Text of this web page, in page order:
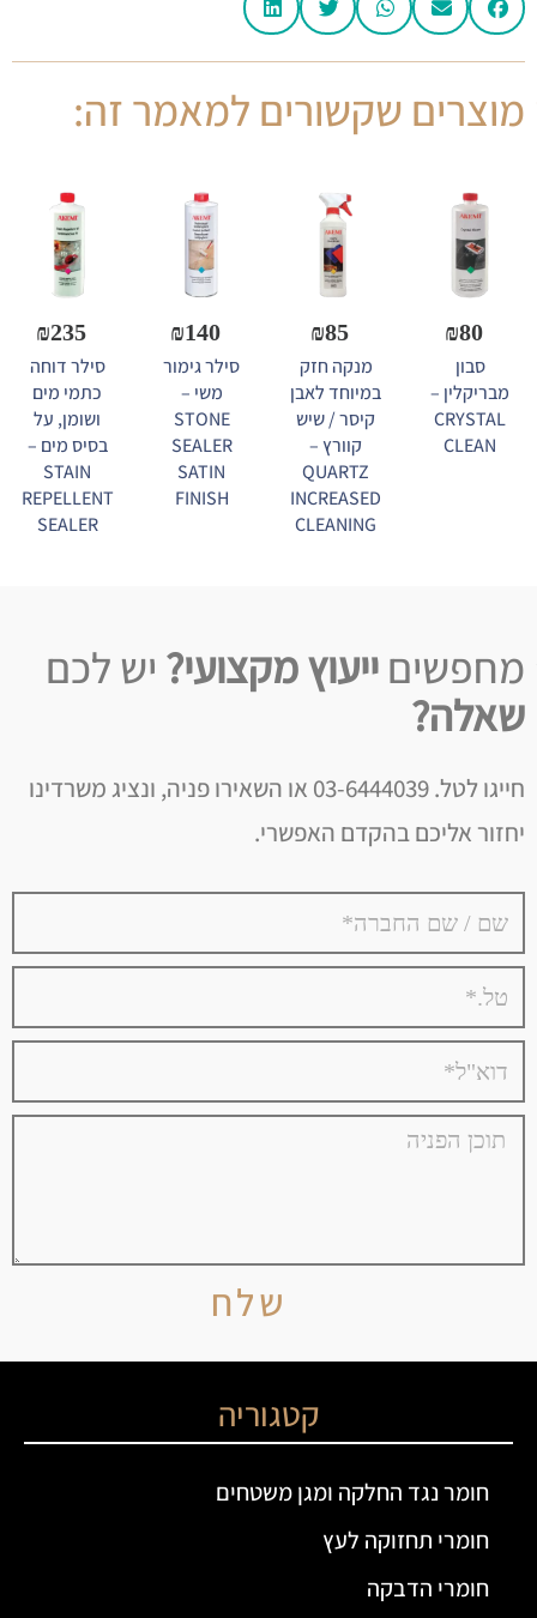
מוצרים שקשורים למאמר זה:
₪80
סבון
מבריקלין –
CRYSTAL
CLEAN
₪85
מנקה חזק
במיוחד לאבן
קיסר / שיש
קוורץ –
QUARTZ
INCREASED
CLEANING
₪140
סילר גימור
משי –
STONE
SEALER
SATIN
FINISH
₪235
סילר דוחה
כתמי מים
ושומן, על
בסיס מים –
STAIN
REPELLENT
SEALER
מחפשיםייעוץ מקצועי? יש לכם
שאלה?
חייגו לטל. 03-6444039 או השאירו פניה, ונציג משרדינו
יחזור אליכם בהקדם האפשרי.
שלח
קטגוריה
חומר נגד החלקה ומגן משטחים
חומרי תחזוקה לעץ
חומרי הדבקה